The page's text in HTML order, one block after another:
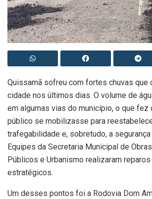
Quissamã sofreu com fortes chuvas que
cidade nos últimos dias. O volume de
em algumas vias do município, o que fez
público se mobilizasse para
trafegabilidade e, sobretudo, a
Equipes da Secretaria Municipal de
Públicos e Urbanismo realizaram
estratégicos.
Um desses pontos foi a Rodovia Dom